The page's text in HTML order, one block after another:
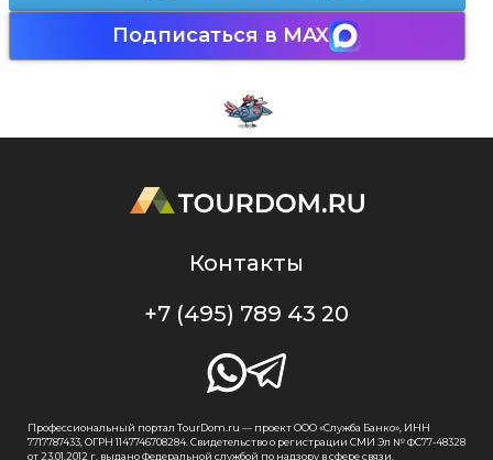
Подписаться в MAX
Контакты
+7 (495) 789 43 20
Профессиональный портал TourDom.ru — проект ООО «Служба Банко», ИНН
7717787433, ОГРН 1147746708284. Свидетельство о регистрации СМИ Эл № ФС77-48328
от 23.01.2012 г. выдано Федеральной службой по надзору в сфере связи,